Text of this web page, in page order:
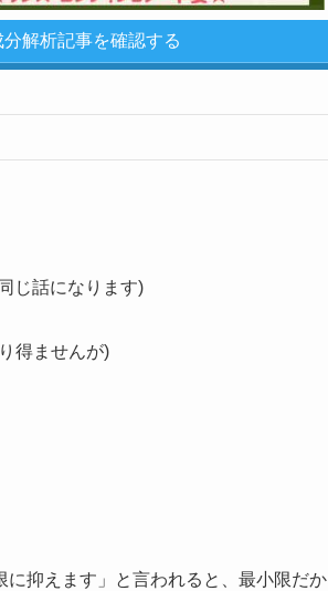
解析記事を確認する
じ話になります)
得ませんが)
抑えます」と言われると、最小限だ